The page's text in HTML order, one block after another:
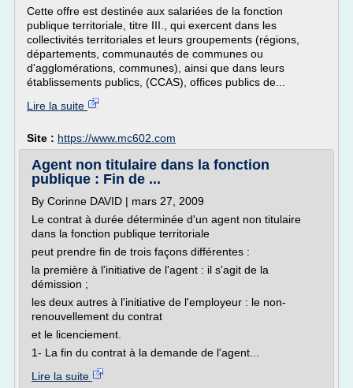
Cette offre est destinée aux salariées de la fonction
publique territoriale, titre III., qui exercent dans les
collectivités territoriales et leurs groupements (régions,
départements, communautés de communes ou
d'agglomérations, communes), ainsi que dans leurs
établissements publics, (CCAS), offices publics de...
Lire la suite
Site : https://www.mc602.com
Agent non titulaire dans la fonction
publique : Fin de ...
By Corinne DAVID | mars 27, 2009
Le contrat à durée déterminée d'un agent non titulaire
dans la fonction publique territoriale
peut prendre fin de trois façons différentes :
la première à l'initiative de l'agent : il s'agit de la
démission ;
les deux autres à l'initiative de l'employeur : le non-
renouvellement du contrat
et le licenciement.
1- La fin du contrat à la demande de l'agent...
Lire la suite